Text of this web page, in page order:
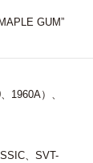
GUM”
1960A）、
、SVT-